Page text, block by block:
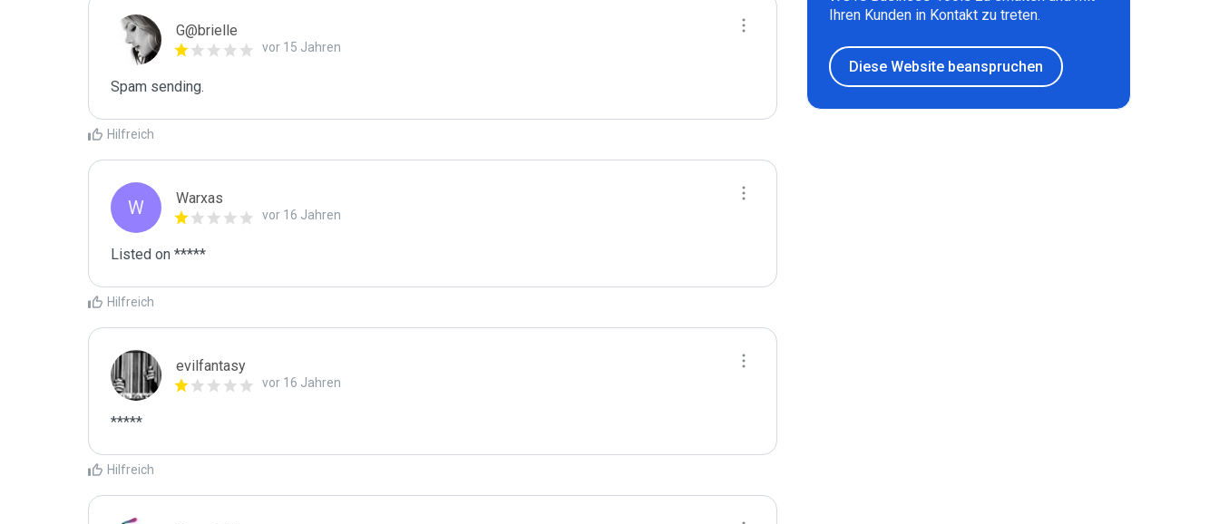
G@brielle
vor 15 Jahren
Spam sending.
Hilfreich
W Warxas
vor 16 Jahren
Listed on *****
Hilfreich
evilfantasy
vor 16 Jahren
*****
Hilfreich
Ihren Kunden in Kontakt zu treten.
Diese Website beanspruchen